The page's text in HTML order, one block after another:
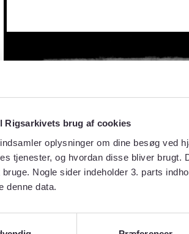
Rigsarkivets brug af cookies
oplysninger om dine besøg ved
tjenester, og hvordan disse bliver
bruge. Nogle sider indeholder 3. parts
denne data.